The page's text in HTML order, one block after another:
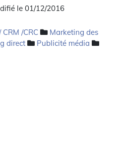
le 01/12/2016
/CRC
Marketing des
direct
Publicité média